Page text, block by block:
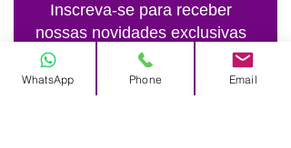
Inscreva-se para receber
nossas novidades exclusivas
Enviar
WhatsApp Phone Email